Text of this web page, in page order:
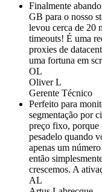
Finalmente
GB para o nosso
levou cerca de 20
timeouts! É uma
proxies de
uma fortuna em
OL
Oliver L
Gerente Técnico
Perfeito para
segmentação por
preço fixo, porque
pesadelo quando
apenas um
então
crescemos. A
AL